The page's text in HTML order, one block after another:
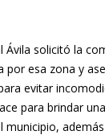
Ávila solicitó la
por esa zona y
evitar
para brindar
municipio,